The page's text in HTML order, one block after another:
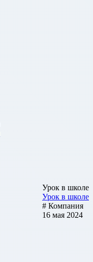
Урок в школе
Урок в школе
# Компания
16 мая 2024